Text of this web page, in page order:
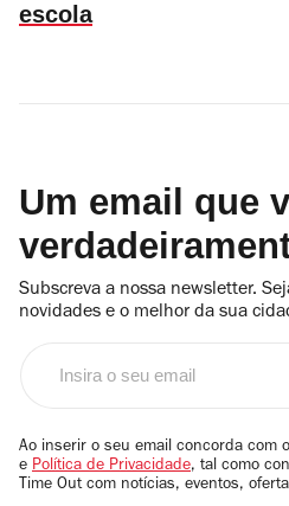
escola
Um email que
Subscreva a nossa newsletter.
novidades e o melhor da sua
email
Ao inserir o seu email concorda com
e Política de Privacidade, tal como
Time Out com notícias, eventos,